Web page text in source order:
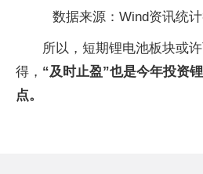
数据来源：Wind资讯统
所以，短期锂电池板块或
得， “及时止盈”也是今年投资
点。